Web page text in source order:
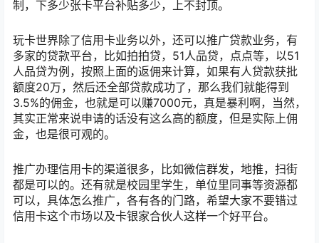
制，下多少张卡平台补贴多少，上不封顶。
玩卡世界除了信用卡业务以外，还可以推广贷款业务，有
多家的贷款平台，比如拍拍贷，51人品贷，点点等，以51
人品贷为例，按照上面的返佣来计算，如果有人贷款获批
额度20万，然后还全部贷款成功了，那么我们就能得到
3.5%的佣金，也就是可以赚7000元，真是暴利啊，当然，
其实正常来说申请的话没有这么高的额度，但是实际上佣
金，也是很可观的。
推广办理信用卡的渠道很多，比如微信群发，地推，扫街
都是可以的。还有就是校园里学生，单位里同事等资源都
可以，具体怎么推广，各有各的门路，希望大家不要错过
信用卡这个市场以及卡银家合伙人这样一个好平台。